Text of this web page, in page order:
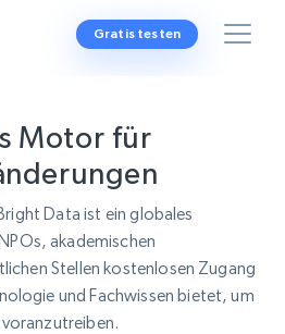
Gratis testen
Motor für
Data ist ein globales
akademischen
Stellen kostenlosen Zugang
und Fachwissen bietet, um